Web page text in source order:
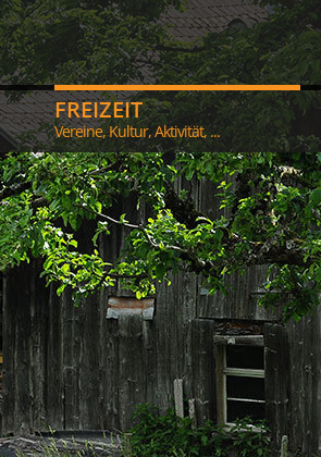
FREIZEIT
Vereine, Kultur, Aktivität, ...